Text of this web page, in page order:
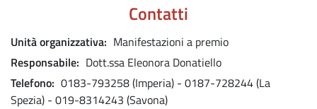
Contatti
Unità organizzativa Manifestazioni a premio
Responsabile Dott.ssa Eleonora Donatiello
Telefono 0183-793258 (Imperia) - 0187-728244 (La
Spezia) - 019-8314243 (Savona)